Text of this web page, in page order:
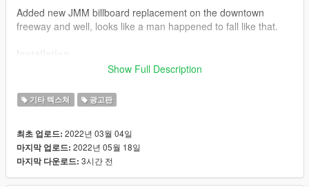
Added new JMM billboard replacement on the downtown
freeway and well, looks like a man happened to fall like that.
Make sure to copy over x64t.rpf and x64i.rpf into your mods
SP - Everything in cs4_14 into
country_04 into
x64t/levels/gta5/_hills/country_04/country_04.rpf
&
Everything in fwy_03 into
Show Full Description
기타 텍스쳐 광고판
최초 업로드: 2022년 03월 04일
마지막 업로드: 2022년 05월 18일
마지막 다운로드: 3시간 전